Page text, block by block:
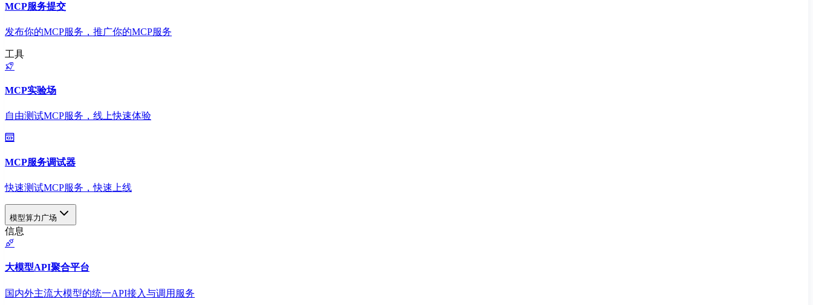
MCP服务提交
发布你的MCP服务，推广你的MCP服务
工具
MCP实验场
自由测试MCP服务，线上快速体验
MCP服务调试器
快速测试MCP服务，快速上线
模型算力广场
信息
大模型API聚合平台
国内外主流大模型的统一API接入与调用服务